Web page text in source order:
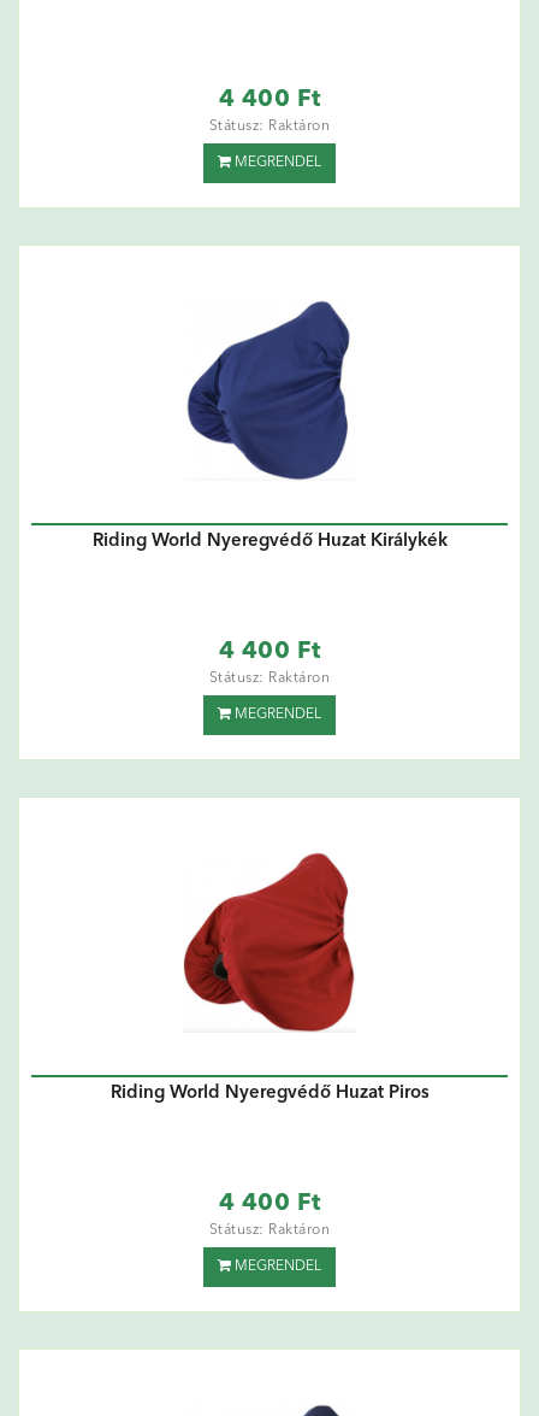
4 400 Ft
Státusz: Raktáron
MEGRENDEL
Riding World Nyeregvédő Huzat Királykék
4 400 Ft
Státusz: Raktáron
MEGRENDEL
Riding World Nyeregvédő Huzat Piros
4 400 Ft
Státusz: Raktáron
MEGRENDEL